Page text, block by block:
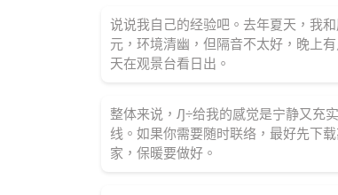
说说我自己的经验吧。去年夏天，我
元，环境清幽，但隔音不太好，晚上
天在观景台看日出。
整体来说，Ԓ÷给我的感觉是宁静又充
线。如果你需要随时联络，最好先下
家，保暖要做好。